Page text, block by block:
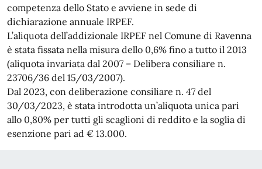
competenza dello Stato e avviene in sede di
dichiarazione annuale IRPEF.
L’aliquota dell’addizionale IRPEF nel Comune di Ravenna
è stata fissata nella misura dello 0,6% fino a tutto il 2013
(aliquota invariata dal 2007 – Delibera consiliare n.
23706/36 del 15/03/2007).
Dal 2023, con deliberazione consiliare n. 47 del
30/03/2023, è stata introdotta un’aliquota unica pari
allo 0,80% per tutti gli scaglioni di reddito e la soglia di
esenzione pari ad € 13.000.